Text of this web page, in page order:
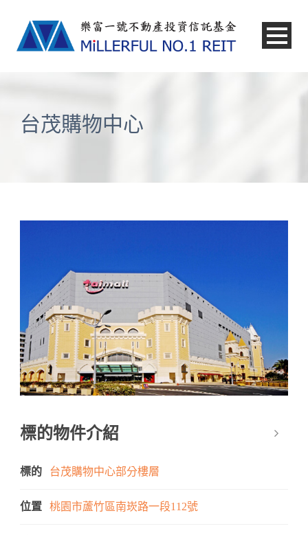
台茂購物中心
標的物件介紹
標的 台茂購物中心部分樓層
位置 桃園市蘆竹區南崁路一段112號